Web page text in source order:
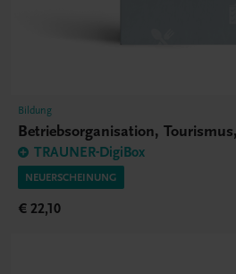
Bildung
Betriebsorganisation,
TRAUNER-DigiBox
NEUERSCHEINUNG
€ 22,10